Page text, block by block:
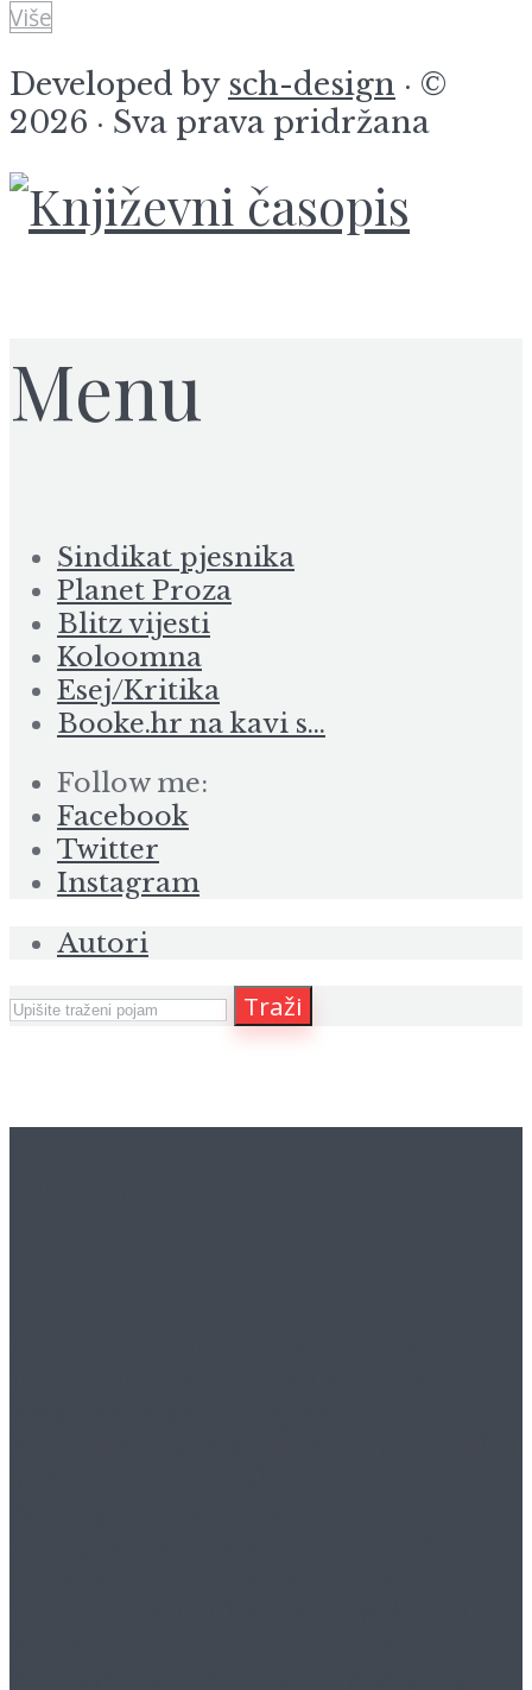
Više
Developed by sch-design · ©
2026 · Sva prava pridržana
Menu
Sindikat pjesnika
Planet Proza
Blitz vijesti
Koloomna
Esej/Kritika
Booke.hr na kavi s…
Follow me:
Facebook
Twitter
Instagram
Autori
Traži